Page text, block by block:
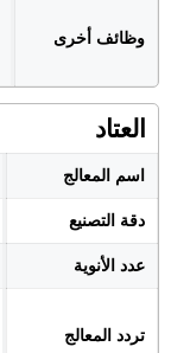
وظائف أخرى
العتاد
اسم المعالج
دقة التصنيع
عدد الأنوية
تردد المعالج